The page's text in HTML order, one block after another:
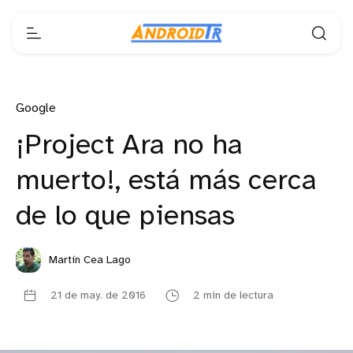
Google
¡Project Ara no ha
muerto!, está más cerca
de lo que piensas
Martín Cea Lago
21 de may. de 2016 2 min de lectura